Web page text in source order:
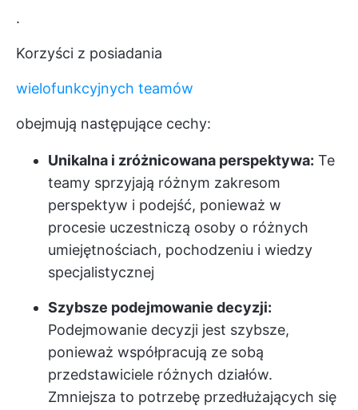
.
Korzyści z posiadania
wielofunkcyjnych teamów
obejmują następujące cechy:
Unikalna i zróżnicowana perspektywa: Te
teamy sprzyjają różnym zakresom
perspektyw i podejść, ponieważ w
procesie uczestniczą osoby o różnych
umiejętnościach, pochodzeniu i wiedzy
specjalistycznej
Szybsze podejmowanie decyzji:
Podejmowanie decyzji jest szybsze,
ponieważ współpracują ze sobą
przedstawiciele różnych działów.
Zmniejsza to potrzebę przedłużających się